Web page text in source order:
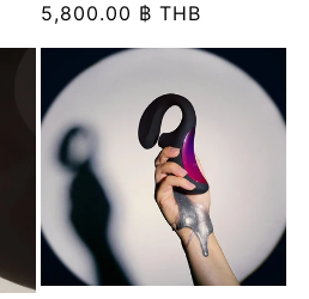
เด
ราคา
ปกติ
5,800.00 ฿ THB